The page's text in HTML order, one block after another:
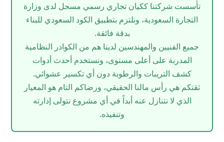
تأسست شركتنا ككيان تجاري رسمي مسجل لدى وزارة
التجارة السعودية، ونلتزم بتطبيق الكود السعودي للبناء
بدقة فائقة.
جميع الفنيين والمهندسين لدينا هم من الكوادر النظامية
المدربة على أعلى مستوى، ونستخدم أحدث أدوات
كشف التريبات والرطوبة دون أي تكسير عشوائي.
ثقتكم هي رأس مالنا الحقيقي، ورضاكم التام هو المعيار
الذي لا نتنازل عنه أبداً في أي مشروع نتولى إدارته
وتنفيذه.